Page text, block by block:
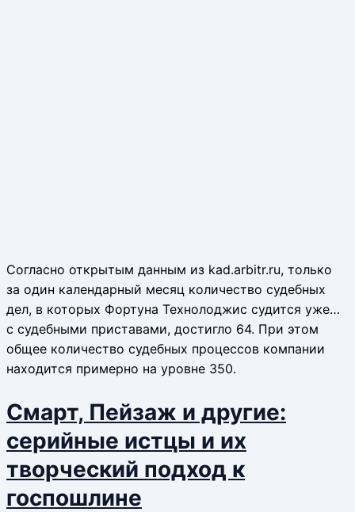
Согласно открытым данным из kad.arbitr.ru, только
за один календарный месяц количество судебных
дел, в которых Фортуна Технолоджис судится уже…
с судебными приставами, достигло 64. При этом
общее количество судебных процессов компании
находится примерно на уровне 350.
Смарт, Пейзаж и другие:
серийные истцы и их
творческий подход к
госпошлине